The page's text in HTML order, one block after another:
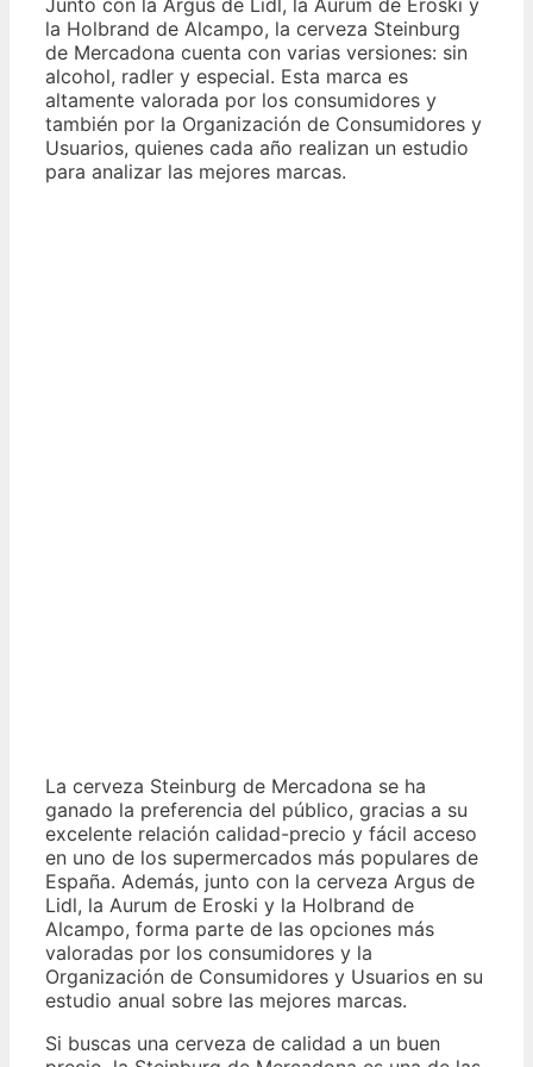
la Holbrand de Alcampo, la cerveza Steinburg
de Mercadona cuenta con varias versiones: sin
alcohol, radler y especial. Esta marca es
altamente valorada por los consumidores y
también por la Organización de Consumidores y
Usuarios, quienes cada año realizan un estudio
para analizar las mejores marcas.
La cerveza Steinburg de Mercadona se ha
ganado la preferencia del público, gracias a su
excelente relación calidad-precio y fácil acceso
en uno de los supermercados más populares de
España. Además, junto con la cerveza Argus de
Lidl, la Aurum de Eroski y la Holbrand de
Alcampo, forma parte de las opciones más
valoradas por los consumidores y la
Organización de Consumidores y Usuarios en su
estudio anual sobre las mejores marcas.
Si buscas una cerveza de calidad a un buen